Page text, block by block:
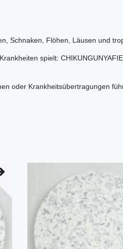
Schnaken, Flöhen, Läusen und
spielt:
oder Krankheitsübertragungen